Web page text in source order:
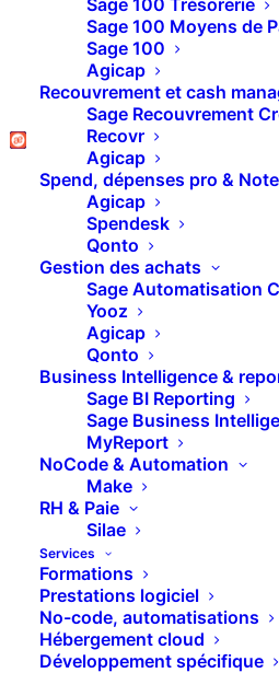
Sage 100 Trésorerie
Sage 100 Moyens de
Sage 100
Agicap
Recouvrement et cash
Sage Recouvrement
Recovr
Agicap
Spend, dépenses pro &
Agicap
Spendesk
Qonto
Gestion des achats
Sage Automatisation
Yooz
Agicap
Qonto
Business Intelligence &
Sage BI Reporting
Sage Business
MyReport
NoCode & Automation
Make
RH & Paie
Silae
Services
Formations
Prestations logiciel
No-code, automatisations
Hébergement cloud
Développement spécifique
BLC
gestion
pour booster
entreprise
Dynamisez votre activité
de CRM, comptabilité,
trésorerie et reporting :
Pennylane, Agicap et bien
vous accompagnons
mesure, du support, des
formations.